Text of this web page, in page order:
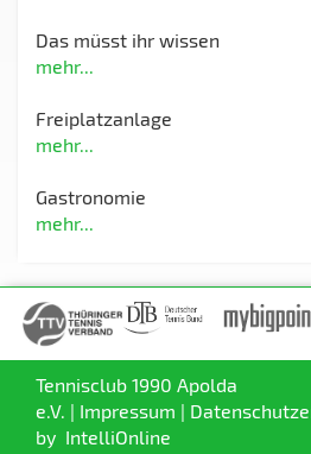
Das müsst ihr wissen
mehr...
Freiplatzanlage
mehr...
Gastronomie
mehr...
Tennisclub 1990 Apolda
e.V. | Impressum |
by IntelliOnline